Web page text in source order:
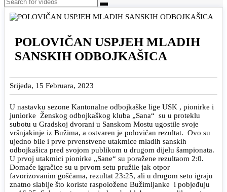
POLOVIČAN USPJEH MLADIH
SANSKIH ODBOJKAŠICA
Srijeda, 15 Februara, 2023
U nastavku sezone Kantonalne odbojkaške lige USK , pionirke i
juniorke Ženskog odbojkaškog kluba „Sana“ su u proteklu
subotu u Gradskoj dvorani u Sanskom Mostu ugostile svoje
vršnjakinje iz Bužima, a ostvaren je polovičan rezultat. Ovo su
ujedno bile i prve prvenstvene utakmice mladih sanskih
odbojkašica pred svojom publikom u drugom dijelu šampionata.
U prvoj utakmici pionirke „Sane“ su poražene rezultaom 2:0.
Domaće igračice su u prvom setu pružile jak otpor
favorizovanim gošćama, rezultat 23:25, ali u drugom setu igraju
znatno slabije što koriste raspoložene Bužimljanke i pobjeđuju